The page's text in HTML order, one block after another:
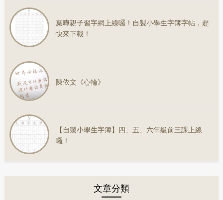
葉曄親子習字網上線囉！自製小學生字簿字帖，趕
快來下載！
陳依文《心輪》
【自製小學生字簿】四、五、六年級前三課上線
囉！
文章分類